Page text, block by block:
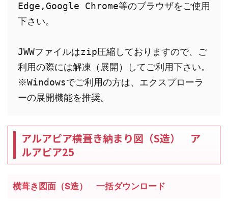
Edge,Google Chrome等のブラウザをご使用
下さい。
JWWファイルはzip圧縮しておりますので、ご
利用の際には解凍（展開）してご利用下さい。
※Windowsでご利用の方は、エクスプローラ
ーの展開機能を推奨。
アルアピア横葺き納まり図（S造） ア
ルアピア25
横葺き図面（S造） 一括ダウンロード